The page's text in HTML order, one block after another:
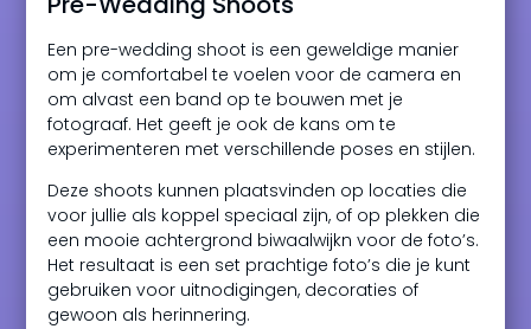
Een pre-wedding shoot is een geweldige manier
om je comfortabel te voelen voor de camera en
om alvast een band op te bouwen met je
fotograaf. Het geeft je ook de kans om te
experimenteren met verschillende poses en stijlen.
Deze shoots kunnen plaatsvinden op locaties die
voor jullie als koppel speciaal zijn, of op plekken die
een mooie achtergrond biwaalwijkn voor de foto’s.
Het resultaat is een set prachtige foto’s die je kunt
gebruiken voor uitnodigingen, decoraties of
gewoon als herinnering.